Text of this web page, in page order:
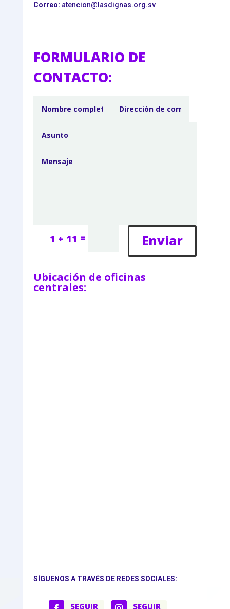
Correo: atencion@lasdignas.org.sv
FORMULARIO DE
CONTACTO:
1 + 11 = Enviar
Ubicación de oficinas
centrales:
SÍGUENOS A TRAVÉS DE REDES SOCIALES:
SEGUIR SEGUIR